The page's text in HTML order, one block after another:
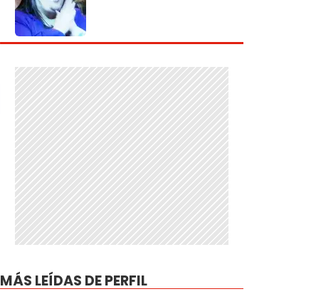
MÁS LEÍDAS DE PERFIL